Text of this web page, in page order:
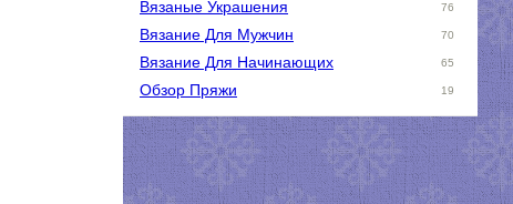
Вязаные Украшения 76
Вязание Для Мужчин 70
Вязание Для Начинающих 65
Обзор Пряжи 19